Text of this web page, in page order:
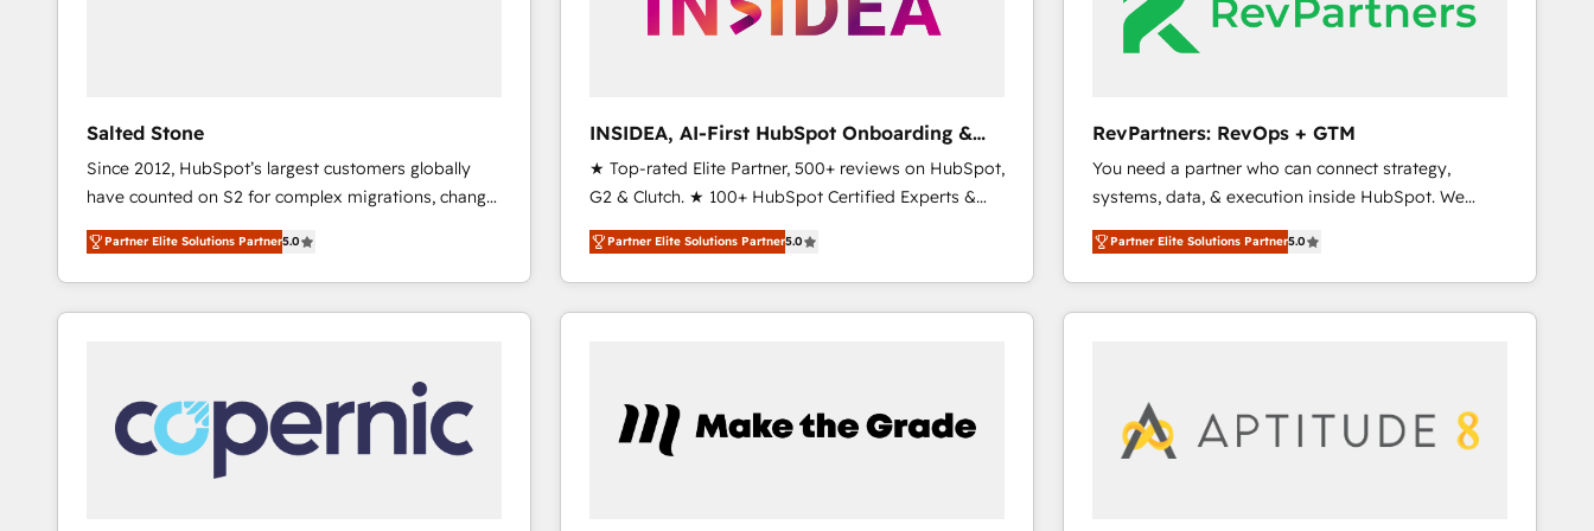
Salted Stone
Since 2012, HubSpot’s largest customers globally
have counted on S2 for complex migrations, change
management, systems integration, and creative
solutions that deliver measurable impact and
transform brand experiences As one of the few full-
service creative agencies in the HubSpot
regionalized HubSpot websites, integrated
marketing campaigns, & RevOps frameworks that
fuel long-term success We connect the entire
customer lifecycle through seamless integrations,
Partner Elite Solutions Partner5.0
INSIDEA, AI-First HubSpot Onboarding &
RevOps
★ Top-rated Elite Partner, 500+ reviews on HubSpot,
G2 & Clutch. ★ 100+ HubSpot Certified Experts &
Trainers across the team ★ 1,500+ implementations
across five continents ★ AI-First, RevOps-led,
Onboarding obsessed ★ Company of the Year
2024/25 INSIDEA helps growing companies turn
your time zone. What we do ➤ Onboarding: Live in
weeks, with workflows built around your business,
Partner Elite Solutions Partner5.0
RevPartners: RevOps + GTM
You need a partner who can connect strategy,
systems, data, & execution inside HubSpot. We
bridge the gap where most agencies fall short by
combining GTM strategy with technical execution to
solve the right problem with the right solution. As the
only firm in the world to hold Elite Partner
market execution. Why B2B Businesses Choose RP: -
Secure: Soc2 compliant 🛡️ - Pricing: Implementations
Partner Elite Solutions Partner5.0